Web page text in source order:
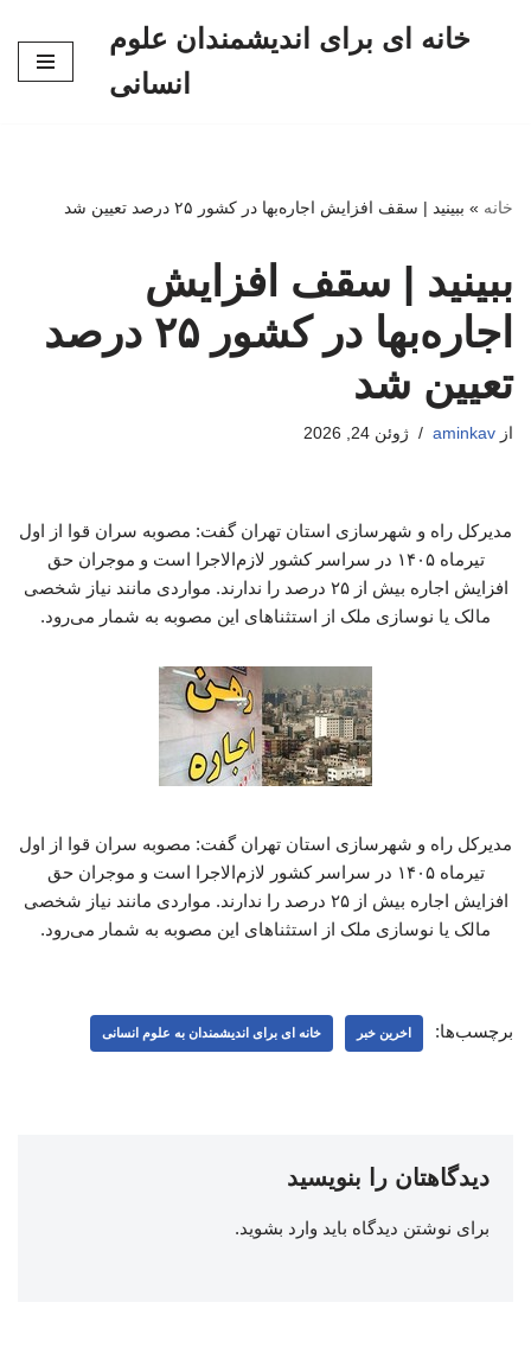
خانه ای برای اندیشمندان علوم
انسانی
خانه » ببینید | سقف افزایش اجاره‌بها در کشور ۲۵ درصد تعیین شد
ببینید | سقف افزایش
اجاره‌بها در کشور ۲۵ درصد
تعیین شد
از aminkav ژوئن 24, 2026
مدیرکل راه و شهرسازی استان تهران گفت: مصوبه سران قوا از اول
تیرماه ۱۴۰۵ در سراسر کشور لازم‌الاجرا است و موجران حق
افزایش اجاره بیش از ۲۵ درصد را ندارند. مواردی مانند نیاز شخصی
مالک یا نوسازی ملک از استثناهای این مصوبه به شمار می‌رود.
مدیرکل راه و شهرسازی استان تهران گفت: مصوبه سران قوا از اول
تیرماه ۱۴۰۵ در سراسر کشور لازم‌الاجرا است و موجران حق
افزایش اجاره بیش از ۲۵ درصد را ندارند. مواردی مانند نیاز شخصی
مالک یا نوسازی ملک از استثناهای این مصوبه به شمار می‌رود.
برچسب‌ها: اخرین خبر خانه ای برای اندیشمندان به علوم انسانی
دیدگاهتان را بنویسید
برای نوشتن دیدگاه باید وارد بشوید.